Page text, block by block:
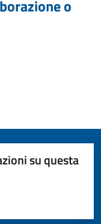
o
su questa